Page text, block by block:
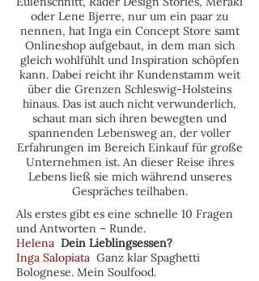
oder Lene Bjerre, nur um ein paar zu
nennen, hat Inga ein Concept Store samt
Onlineshop aufgebaut, in dem man sich
gleich wohlfühlt und Inspiration schöpfen
kann. Dabei reicht ihr Kundenstamm weit
über die Grenzen Schleswig-Holsteins
hinaus. Das ist auch nicht verwunderlich,
schaut man sich ihren bewegten und
spannenden Lebensweg an, der voller
Erfahrungen im Bereich Einkauf für große
Unternehmen ist. An dieser Reise ihres
Lebens ließ sie mich während unseres
Gespräches teilhaben.
Als erstes gibt es eine schnelle 10 Fragen
und Antworten – Runde.
Helena Dein Lieblingsessen?
Inga Salopiata Ganz klar Spaghetti
Bolognese. Mein Soulfood.